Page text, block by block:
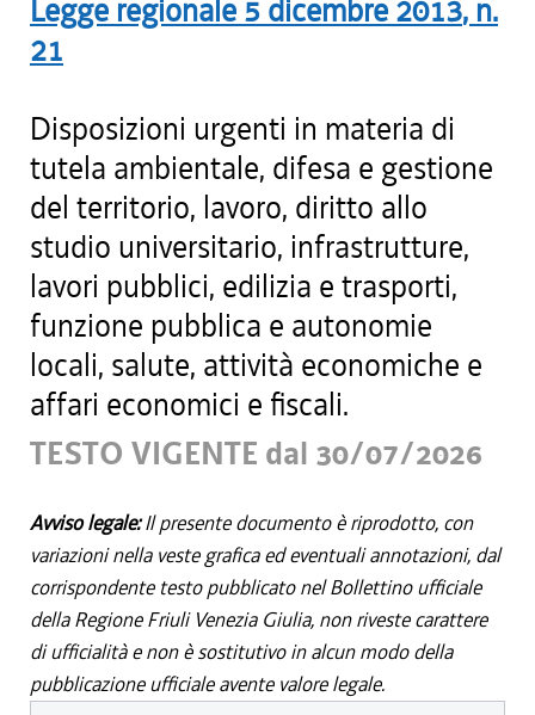
Legge regionale 5 dicembre 2013, n.
21
Disposizioni urgenti in materia di
tutela ambientale, difesa e gestione
del territorio, lavoro, diritto allo
studio universitario, infrastrutture,
lavori pubblici, edilizia e trasporti,
funzione pubblica e autonomie
locali, salute, attività economiche e
affari economici e fiscali.
TESTO VIGENTE dal 30/07/2026
Avviso legale:Il presente documento è riprodotto, con
variazioni nella veste grafica ed eventuali annotazioni, dal
corrispondente testo pubblicato nel Bollettino ufficiale
della Regione Friuli Venezia Giulia, non riveste carattere
di ufficialità e non è sostitutivo in alcun modo della
pubblicazione ufficiale avente valore legale.